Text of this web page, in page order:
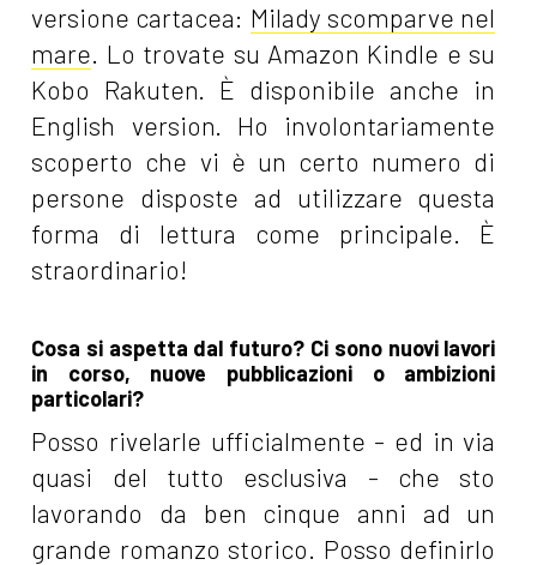
versione cartacea: Milady scomparve nel
mare . Lo trovate su Amazon Kindle e su
Kobo Rakuten. È disponibile anche in
English version. Ho involontariamente
scoperto che vi è un certo numero di
persone disposte ad utilizzare questa
forma di lettura come principale. È
straordinario!
Cosa si aspetta dal futuro? Ci sono nuovi lavori
in corso, nuove pubblicazioni o ambizioni
particolari?
Posso rivelarle ufficialmente - ed in via
quasi del tutto esclusiva - che sto
lavorando da ben cinque anni ad un
grande romanzo storico. Posso definirlo